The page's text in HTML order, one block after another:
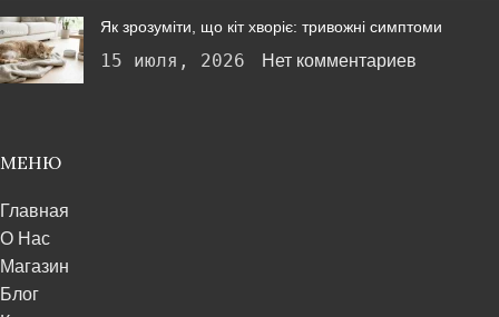
Як зрозуміти, що кіт хворіє: тривожні симптоми
15 июля, 2026 Нет комментариев
МЕНЮ
Главная
О Нас
Магазин
Блог